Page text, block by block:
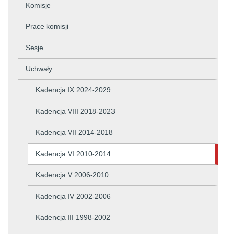
Komisje
Prace komisji
Sesje
Uchwały
Kadencja IX 2024-2029
Kadencja VIII 2018-2023
Kadencja VII 2014-2018
Kadencja VI 2010-2014
Kadencja V 2006-2010
Kadencja IV 2002-2006
Kadencja III 1998-2002